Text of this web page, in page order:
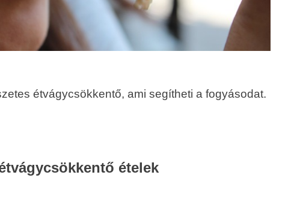
étvágycsökkentő, ami segítheti a fogyásodat.
ételek